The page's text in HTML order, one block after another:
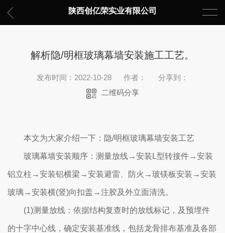
陕西创亿荣实业有限公司
解析隐/明框玻璃幕墙安装施工工艺。
发布时间：2022-10-28 作者：
分享到：
二维码分享
本文为大家介绍一下：隐/明框玻璃幕墙安装工艺
玻璃幕墙安装顺序：测量放线→安装L型转接件→安装
铝立柱→安装铝横梁→安装避雷、防火→玻镁板安装→安装
玻璃→安装横(竖)向扣盖→注胶及外立面清洗。
(1)测量放线：依据结构复查时的放线标记，及预埋件
的十字中心线，确定安装基准线，包括龙骨排布基准及各部